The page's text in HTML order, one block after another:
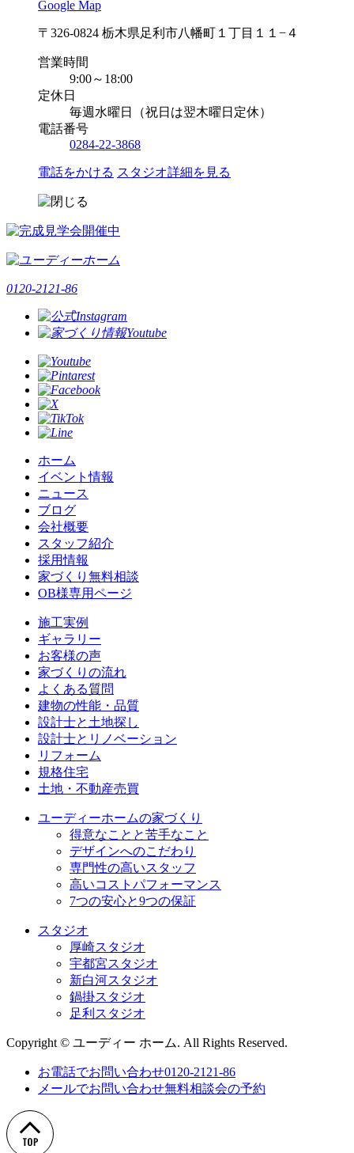
Google Map
〒326-0824 栃木県足利市八幡町１丁目１１−４
営業時間
9:00～18:00
定休日
毎週水曜日（祝日は翌木曜日定休）
電話番号
0284-22-3868
電話をかける スタジオ詳細を見る
0120-2121-86
ホーム
イベント情報
ニュース
ブログ
会社概要
スタッフ紹介
採用情報
家づくり無料相談
OB様専用ページ
施⼯実例
ギャラリー
お客様の声
家づくりの流れ
よくある質問
建物の性能・品質
設計士と土地探し
設計士とリノベーション
リフォーム
規格住宅
⼟地・不動産売買
ユーディーホームの家づくり
得意なことと苦手なこと
デザインへのこだわり
専⾨性の高いスタッフ
高いコストパフォーマンス
7つの安⼼と9つの保証
スタジオ
厚崎スタジオ
宇都宮スタジオ
新白河スタジオ
鍋掛スタジオ
足利スタジオ
Copyright © ユーディー ホーム. All Rights Reserved.
お電話でお問い合わせ0120-2121-86
メールでお問い合わせ無料相談会の予約